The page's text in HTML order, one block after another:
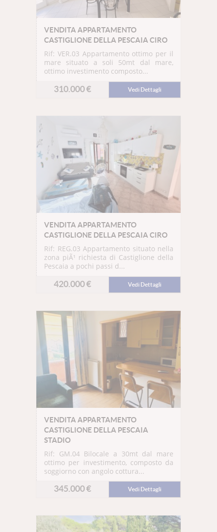
VENDITA APPARTAMENTO
CASTIGLIONE DELLA PESCAIA CIRO
Rif: VER.03 Appartamento ottimo per il
mare situato a soli 50mt dal mare,
ottimo investimento composto...
310.000 €
Vedi Dettagli
VENDITA APPARTAMENTO
CASTIGLIONE DELLA PESCAIA CIRO
Rif: REG.03 Appartamento situato nella
zona piÃ¹ richiesta di Castiglione della
Pescaia a pochi passi d...
420.000 €
Vedi Dettagli
VENDITA APPARTAMENTO
CASTIGLIONE DELLA PESCAIA
STADIO
Rif: GM.04Bilocale a 30mt dal mare
ottimo per investimento, composto da
soggiorno con angolo cottura...
345.000 €
Vedi Dettagli